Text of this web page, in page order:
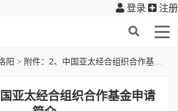
登录 注册
阳 > 附件：2、中国亚太经合组织合作基金申请简介
亚太经合组织合作基金申请